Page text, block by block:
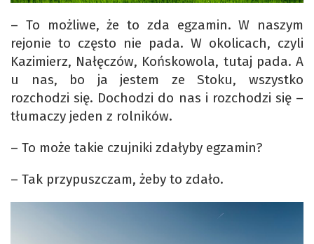
– To możliwe, że to zda egzamin. W naszym
rejonie to często nie pada. W okolicach, czyli
Kazimierz, Nałęczów, Końskowola, tutaj pada. A
u nas, bo ja jestem ze Stoku, wszystko
rozchodzi się. Dochodzi do nas i rozchodzi się –
tłumaczy jeden z rolników.
– To może takie czujniki zdałyby egzamin?
– Tak przypuszczam, żeby to zdało.